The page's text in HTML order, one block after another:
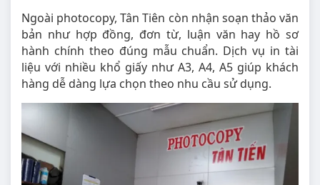
Ngoài photocopy, Tân Tiên còn nhận soạn thảo văn
bản như hợp đồng, đơn từ, luận văn hay hồ sơ
hành chính theo đúng mẫu chuẩn. Dịch vụ in tài
liệu với nhiều khổ giấy như A3, A4, A5 giúp khách
hàng dễ dàng lựa chọn theo nhu cầu sử dụng.